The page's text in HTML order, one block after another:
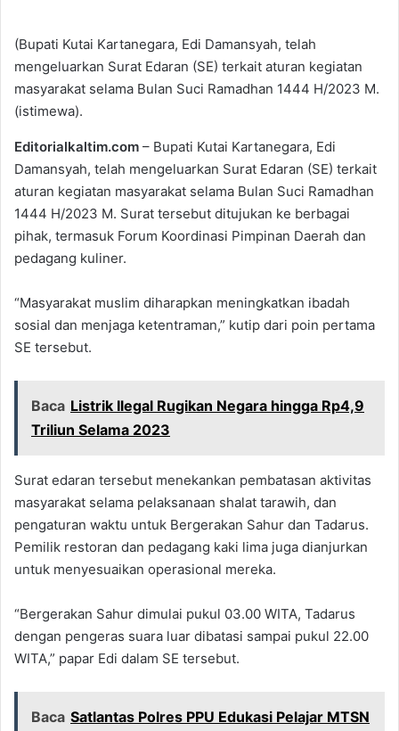
(Bupati Kutai Kartanegara, Edi Damansyah, telah
mengeluarkan Surat Edaran (SE) terkait aturan kegiatan
masyarakat selama Bulan Suci Ramadhan 1444 H/2023 M.
(istimewa).
Editorialkaltim.com – Bupati Kutai Kartanegara, Edi
Damansyah, telah mengeluarkan Surat Edaran (SE) terkait
aturan kegiatan masyarakat selama Bulan Suci Ramadhan
1444 H/2023 M. Surat tersebut ditujukan ke berbagai
pihak, termasuk Forum Koordinasi Pimpinan Daerah dan
pedagang kuliner.
“Masyarakat muslim diharapkan meningkatkan ibadah
sosial dan menjaga ketentraman,” kutip dari poin pertama
SE tersebut.
Baca Listrik Ilegal Rugikan Negara hingga Rp4,9
Triliun Selama 2023
Surat edaran tersebut menekankan pembatasan aktivitas
masyarakat selama pelaksanaan shalat tarawih, dan
pengaturan waktu untuk Bergerakan Sahur dan Tadarus.
Pemilik restoran dan pedagang kaki lima juga dianjurkan
untuk menyesuaikan operasional mereka.
“Bergerakan Sahur dimulai pukul 03.00 WITA, Tadarus
dengan pengeras suara luar dibatasi sampai pukul 22.00
WITA,” papar Edi dalam SE tersebut.
Baca Satlantas Polres PPU Edukasi Pelajar MTSN